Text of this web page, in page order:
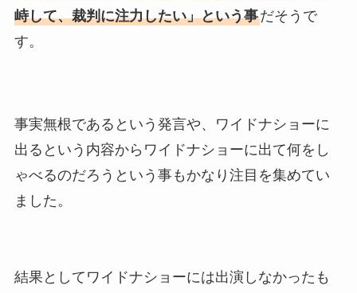
峙して、裁判に注力したい」という事だそうで
す。
事実無根であるという発言や、ワイドナショーに
出るという内容からワイドナショーに出て何をし
ゃべるのだろうという事もかなり注目を集めてい
ました。
結果としてワイドナショーには出演しなかったも